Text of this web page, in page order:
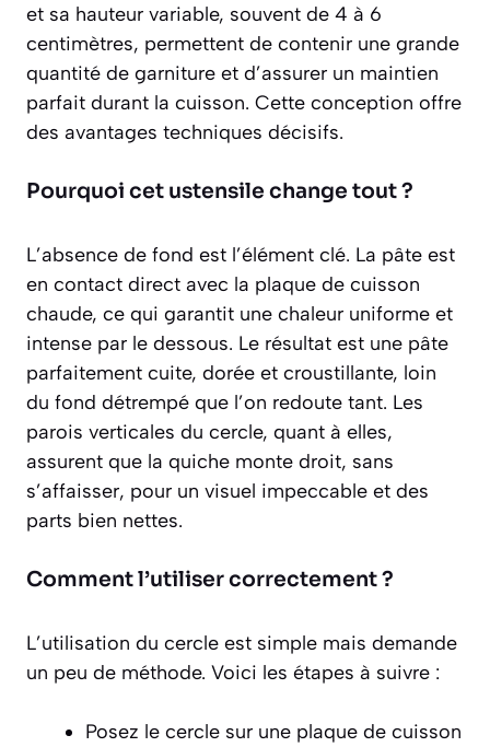
et sa hauteur variable, souvent de 4 à 6
centimètres, permettent de contenir une grande
quantité de garniture et d’assurer un maintien
parfait durant la cuisson. Cette conception offre
des avantages techniques décisifs.
Pourquoi cet ustensile change tout ?
L’absence de fond est l’élément clé. La pâte est
en contact direct avec la plaque de cuisson
chaude, ce qui garantit une chaleur uniforme et
intense par le dessous. Le résultat est une pâte
parfaitement cuite, dorée et croustillante, loin
du fond détrempé que l’on redoute tant. Les
parois verticales du cercle, quant à elles,
assurent que la quiche monte droit, sans
s’affaisser, pour un visuel impeccable et des
parts bien nettes.
Comment l’utiliser correctement ?
L’utilisation du cercle est simple mais demande
un peu de méthode. Voici les étapes à suivre :
Posez le cercle sur une plaque de cuisson